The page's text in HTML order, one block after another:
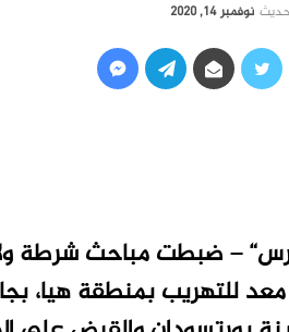
نوفمبر 14, 2020
– ضبطت مباحث شرطة
للتهريب بمنطقة هيا،